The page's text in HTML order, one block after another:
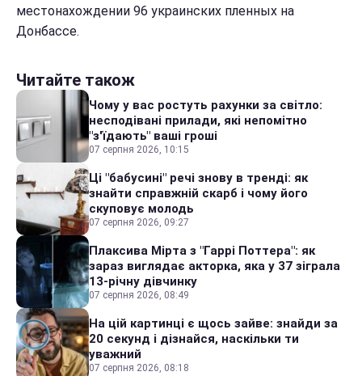
местонахождении 96 украинских пленных на
Донбассе.
Читайте також
Чому у вас ростуть рахунки за світло:
несподівані прилади, які непомітно
"з'їдають" ваші гроші
07 серпня 2026, 10:15
Ці "бабусині" речі знову в тренді: як
знайти справжній скарб і чому його
скуповує молодь
07 серпня 2026, 09:27
Плаксива Мірта з "Гаррі Поттера": як
зараз виглядає акторка, яка у 37 зіграла
13-річну дівчинку
07 серпня 2026, 08:49
На цій картинці є щось зайве: знайди за
20 секунд і дізнайся, наскільки ти
уважний
07 серпня 2026, 08:18